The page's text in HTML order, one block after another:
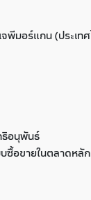
พีมอร์แกน (ประเท
อนุพันธ์
ซื้อขายในตลาดหลั